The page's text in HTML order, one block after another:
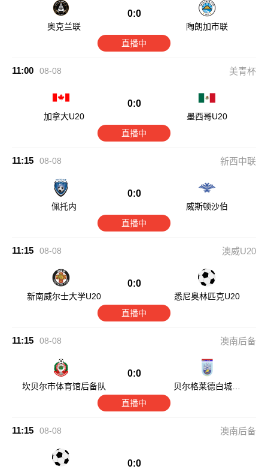
奥克兰联
0:0
陶朗加市联
直播中
11:00 08-08 美青杯
加拿大U20
0:0
墨西哥U20
直播中
11:15 08-08 新西中联
佩托内
0:0
威斯顿沙伯
直播中
11:15 08-08 澳威U20
新南威尔士大学U20
0:0
悉尼奥林匹克U20
直播中
11:15 08-08 澳南后备
坎贝尔市体育馆后备队
0:0
贝尔格莱德白城后
直播中
11:15 08-08 澳南后备
0:0